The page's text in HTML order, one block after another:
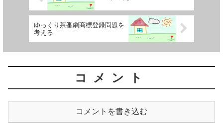
ゆっくり茶番劇商標登録問題を
考える
コメント
コメントを書き込む